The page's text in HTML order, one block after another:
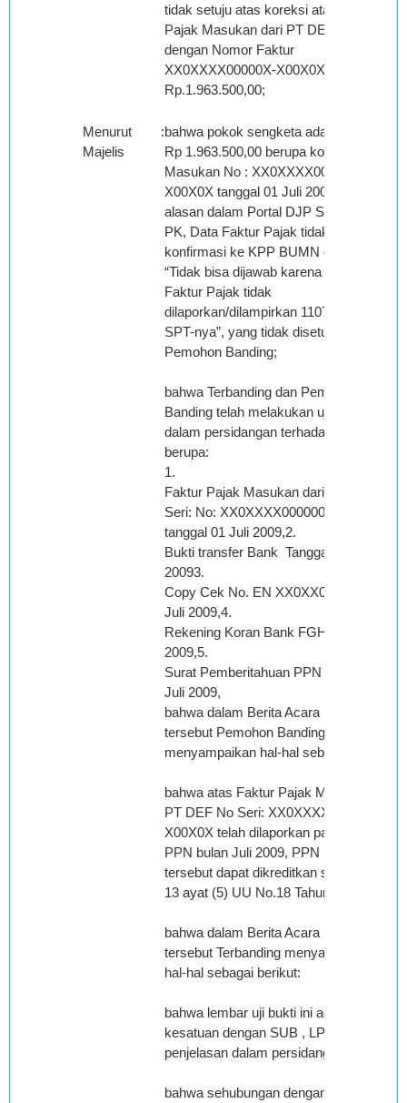
tidak setuju atas koreksi atas Faktur
Pajak Masukan dari PT DEF, Tbk
dengan Nomor Faktur
XX0XXXX00000X-X00X0X sebesar
Rp.1.963.500,00;
Menurut
Majelis
:bahwa pokok sengketa adalah sebesar
Rp 1.963.500,00 berupa koreksi Pajak
Masukan No : XX0XXXX000000X-
X00X0X tanggal 01 Juli 2009, dengan
alasan dalam Portal DJP System PM-
PK, Data Faktur Pajak tidak ada dan
konfirmasi ke KPP BUMN dijawab
“Tidak bisa dijawab karena rincian
Faktur Pajak tidak
dilaporkan/dilampirkan 1107 A di e-
SPT-nya”, yang tidak disetujui oleh
Pemohon Banding;
bahwa Terbanding dan Pemohon
Banding telah melakukan uji bukti
dalam persidangan terhadap bukti-bukti
berupa:
1.
Faktur Pajak Masukan dari PT DEF No
Seri: No: XX0XXXX000000X-X00X0X
tanggal 01 Juli 2009,2.
Bukti transfer Bank Tanggal 24 Juli
20093.
Copy Cek No. EN XX0XX0 tanggal 22
Juli 2009,4.
Rekening Koran Bank FGH Bulan Juli
2009,5.
Surat Pemberitahuan PPN Masa Pajak
Juli 2009,
bahwa dalam Berita Acara Uji bukti
tersebut Pemohon Banding
menyampaikan hal-hal sebagai berikut:
bahwa atas Faktur Pajak Masukan dari
PT DEF No Seri: XX0XXXX000000X-
X00X0X telah dilaporkan pada SPT
PPN bulan Juli 2009, PPN Masukan
tersebut dapat dikreditkan sesuai Pasal
13 ayat (5) UU No.18 Tahun 2000;
bahwa dalam Berita Acara Uji bukti
tersebut Terbanding menyampaikan
hal-hal sebagai berikut:
bahwa lembar uji bukti ini adalah satu
kesatuan dengan SUB , LPP, LPK dan
penjelasan dalam persidangan;
bahwa sehubungan dengan koreksi